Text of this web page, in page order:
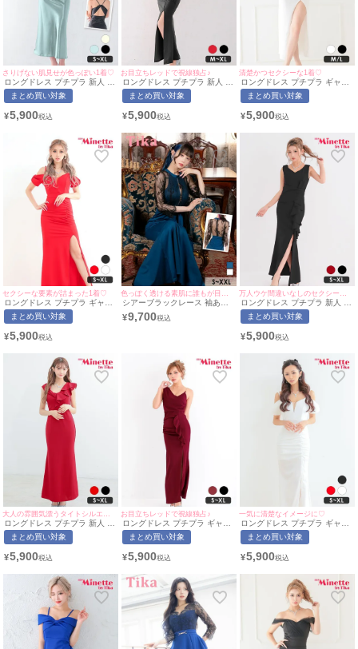
さりげない肌見せが色っぽい1着♡
ロングドレス プチプラ 新人 タ
イト セクシー ラウンジ キャミ
ソール 背中魅せ スナック ドレ
プル ミントブルー キャバドレ
まとめ買い対象
¥5,900
お目立ちレッドで視線独占♪
ロングドレス プチプラ 新人 タ
イト セクシー スリット ノース
リーブ 谷間 黒 高身長 キャバ
イズ対応) | myMinette/マイミ
まとめ買い対象
¥5,900
清楚かつセクシーな1着♡
ロングドレス プチプラ ギャル
タイト オフショル スリット セ
クシー ラウンジ レース 谷間
北かほ着用/M〜Lサイズ対応) |
まとめ買い対象
¥5,900
セクシーな要素が詰まった1着♡
ロングドレス プチプラ ギャル
タイト オフショル スリット セ
クシー ラウンジ キャミソール
風 赤 キャバドレス (あおぽん
myMinette/マイミネット
まとめ買い対象
¥5,900
シアーブラックレース 袖あり
七分袖 バストジップ 谷間見せ
ウエストリボン ストレッチ バ
¥9,700
ロングドレス プチプラ 新人 タ
イト スリット セクシー 胸元隠
し ラウンジ スナック フリル V
着用/S~XLサイズ対応） |
まとめ買い対象
¥5,900
ロングドレス プチプラ 新人 タ
イト セクシー ラウンジ ノース
リーブ 胸元隠し フリル 赤 キ
イズ対応) | myMinette/マイミ
まとめ買い対象
¥5,900
お目立ちレッドで視線独占♪
ロングドレス プチプラ ギャル
タイト セクシー ノースリーブ
ラウンジ 谷間 シンプル ワイン
ぷ着用/S~XL対応) | myMinette/
まとめ買い対象
¥5,900
一気に清楚なイメージに♡
ロングドレス プチプラ ギャル
タイト オフショル スリット セ
クシー ラウンジ キャミソール
風 デコルテ 白 キャバドレス
応) | myMinette/マイミネット
まとめ買い対象
¥5,900